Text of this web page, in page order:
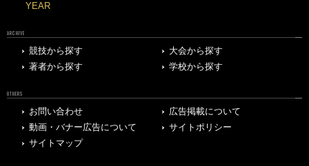
YEAR
ARCHIVE
競技から探す
大会から探す
著者から探す
学校から探す
OTHERS
お問い合わせ
広告掲載について
動画・バナー広告について
サイトポリシー
サイトマップ